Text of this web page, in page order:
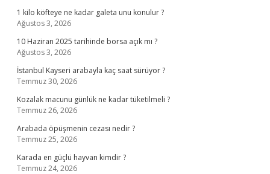
1 kilo köfteye ne kadar galeta unu konulur ?
Ağustos 3, 2026
10 Haziran 2025 tarihinde borsa açık mı ?
Ağustos 3, 2026
İstanbul Kayseri arabayla kaç saat sürüyor ?
Temmuz 30, 2026
Kozalak macunu günlük ne kadar tüketilmeli ?
Temmuz 26, 2026
Arabada öpüşmenin cezası nedir ?
Temmuz 25, 2026
Karada en güçlü hayvan kimdir ?
Temmuz 24, 2026